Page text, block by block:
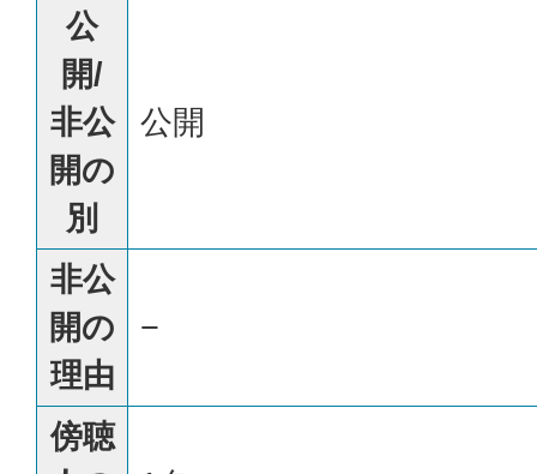
公
開/
非公
開の
別
公開
非公
開の
理由
−
傍聴